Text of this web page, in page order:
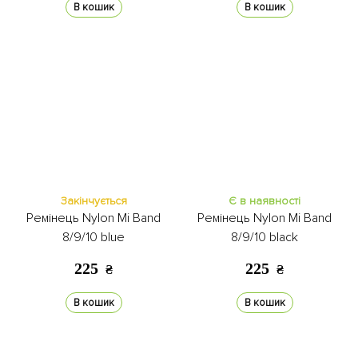
В кошик В кошик
Закінчується
Ремінець Nylon Mi Band
8/9/10 blue
225 ₴
В кошик
Є в наявності
Ремінець Nylon Mi Band
8/9/10 black
225 ₴
В кошик